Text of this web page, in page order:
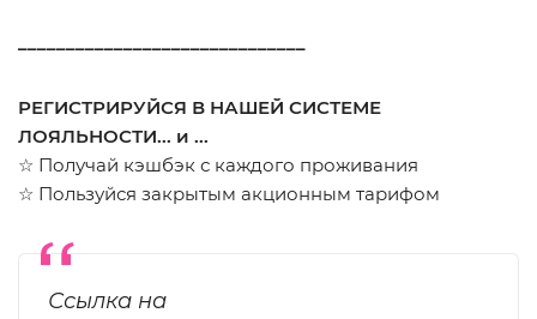
РЕГИСТРИРУЙСЯ В НАШЕЙ СИСТЕМЕ
ЛОЯЛЬНОСТИ... и ...
☆ Получай кэшбэк с каждого проживания
☆ Пользуйся закрытым акционным тарифом
Ссылка на